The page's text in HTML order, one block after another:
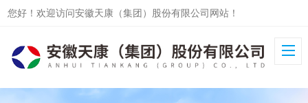
您好！欢迎访问安徽天康（集团）股份有限公司网站！